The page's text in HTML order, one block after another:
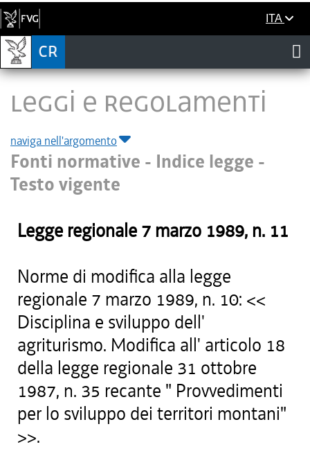
ITA
LEGGI E REGOLAMENTI
naviga nell'argomento
Fonti normative - Indice legge -
Testo vigente
Legge regionale 7 marzo 1989, n. 11
Norme di modifica alla legge
regionale 7 marzo 1989, n. 10: <<
Disciplina e sviluppo dell'
agriturismo. Modifica all' articolo 18
della legge regionale 31 ottobre
1987, n. 35 recante " Provvedimenti
per lo sviluppo dei territori montani"
>>.